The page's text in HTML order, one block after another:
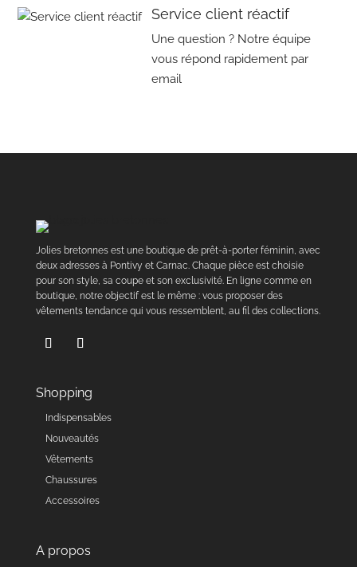
Service client réactif
Une question ? Notre équipe
vous répond rapidement par
email
Jolies bretonnes est une boutique de prêt-à-porter féminin, avec
deux adresses à Pontivy et Carnac. Chaque pièce est choisie
pour son style, sa coupe et son exclusivité. En ligne comme en
boutique, notre objectif est le même : vous proposer des
vêtements tendance qui vous ressemblent, au fil des collections.
Shopping
Indispensables
Nouveautés
Vêtements
Chaussures
Accessoires
A propos